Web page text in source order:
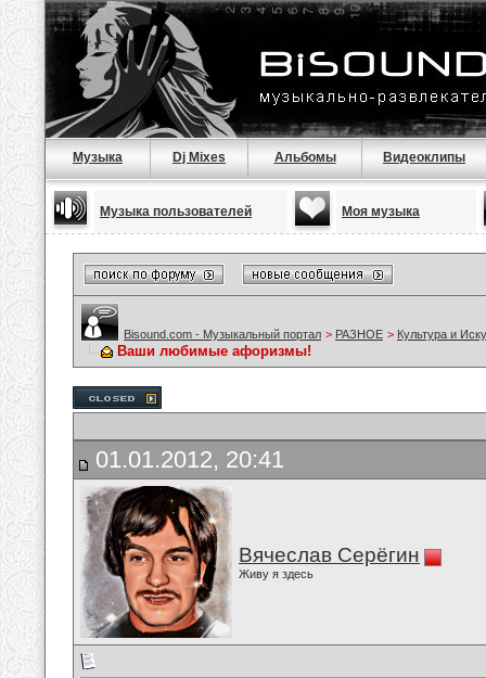
Музыка Dj Mixes Альбомы Видеоклипы
Музыка пользователей Моя музыка
Bisound.com - Музыкальный портал > РАЗНОЕ > Культура и
Ваши любимые афоризмы!
01.01.2012, 20:41
Вячеслав Серёгин
Живу я здесь